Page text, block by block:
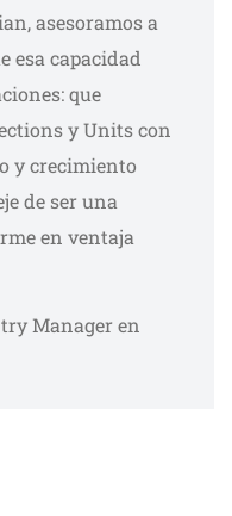
asesoramos a
esa capacidad
que
y Units con
y crecimiento
de ser una
en ventaja
Manager en